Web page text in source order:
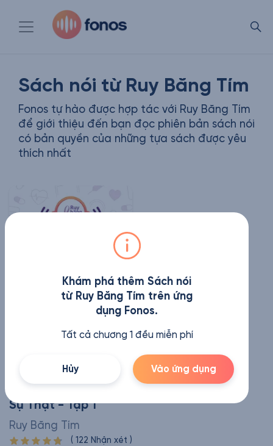
Sách nói từ Ruy Băng Tím
Fonos tự hào được hợp tác với Ruy Băng Tím
để giới thiệu đến bạn đọc phiên bản sách nói
có bản quyền của những tựa sách được yêu
thích nhất
Ung Thư: Tin Đồn Và
Sự Thật - Tập 1
Ruy Băng Tím
( 122 Nhận xét )
Khám phá thêm Sách nói
từ Ruy Băng Tím trên ứng
dụng Fonos.
Tất cả chương 1 đều miễn phí
Hủy Vào ứng dụng